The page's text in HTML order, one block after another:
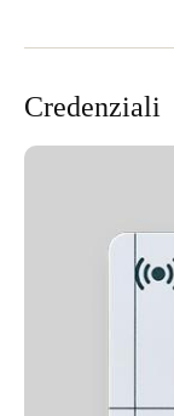
Credenziali